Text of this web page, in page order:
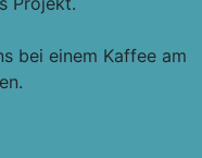
bei einem Kaffee am